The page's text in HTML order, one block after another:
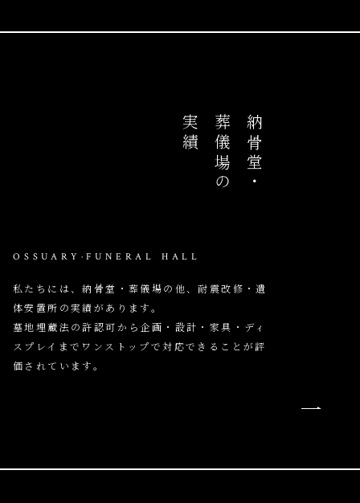
納骨堂・
葬儀場の
実績
OSSUARY·FUNERAL HALL
私たちには、納骨堂・葬儀場の他、耐震改修・遺
体安置所の実績があります。
墓地埋蔵法の許認可から企画・設計・家具・ディ
スプレイまでワンストップで対応できることが評
価されています。